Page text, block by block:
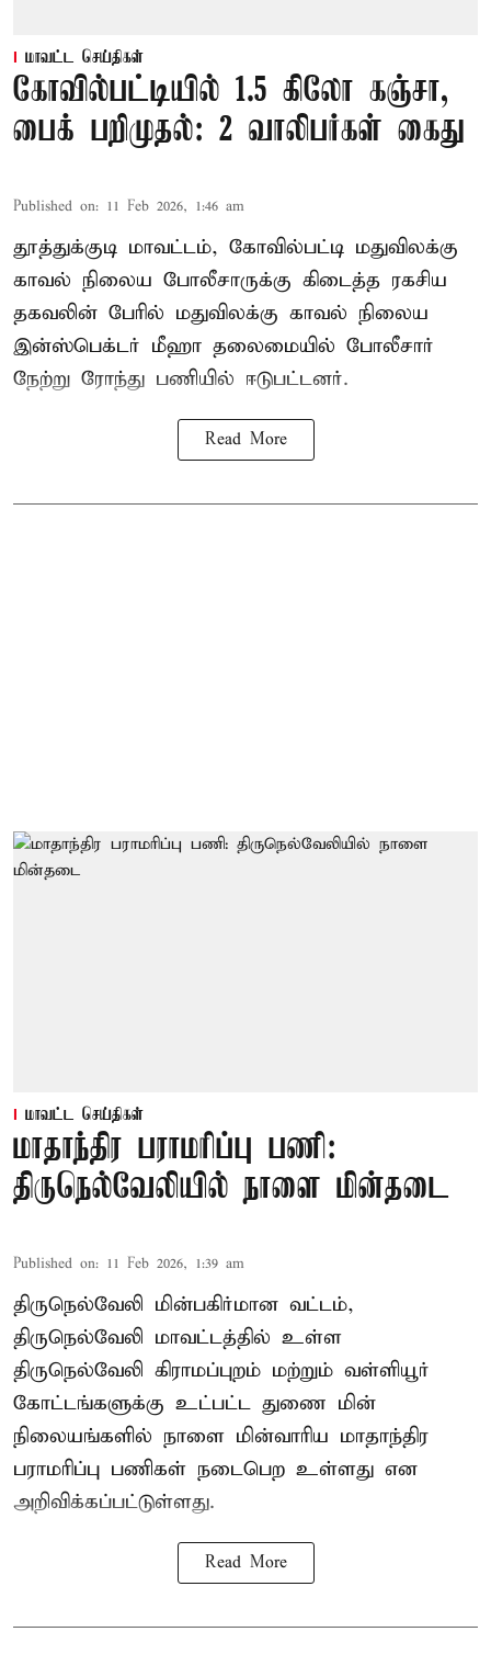
மாவட்ட செய்திகள்
கோவில்பட்டியில் 1.5 கிலோ கஞ்சா,
பைக் பறிமுதல்: 2 வாலிபர்கள் கைது
Published on: 11 Feb 2026, 1:46 am
தூத்துக்குடி மாவட்டம், கோவில்பட்டி மதுவிலக்கு
காவல் நிலைய போலீசாருக்கு கிடைத்த ரகசிய
தகவலின் பேரில் மதுவிலக்கு காவல் நிலைய
இன்ஸ்பெக்டர் மீஹா தலைமையில் போலீசார்
நேற்று ரோந்து பணியில் ஈடுபட்டனர்.
Read More
மாவட்ட செய்திகள்
மாதாந்திர பராமரிப்பு பணி:
திருநெல்வேலியில் நாளை மின்தடை
Published on: 11 Feb 2026, 1:39 am
திருநெல்வேலி மின்பகிர்மான வட்டம்,
திருநெல்வேலி மாவட்டத்தில் உள்ள
திருநெல்வேலி கிராமப்புறம் மற்றும் வள்ளியூர்
கோட்டங்களுக்கு உட்பட்ட துணை மின்
நிலையங்களில் நாளை மின்வாரிய மாதாந்திர
பராமரிப்பு பணிகள் நடைபெற உள்ளது என
அறிவிக்கப்பட்டுள்ளது.
Read More